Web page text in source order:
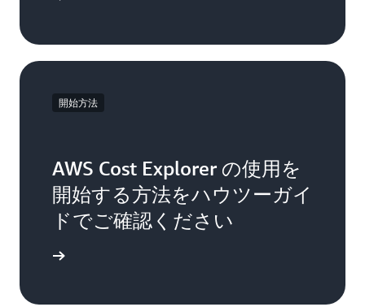
開始方法
AWS Cost Explorer の使用を
開始する方法をハウツーガイ
ドでご確認ください